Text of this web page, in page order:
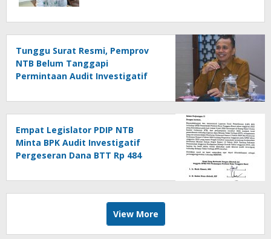
Tunggu Surat Resmi, Pemprov
NTB Belum Tanggapi
Permintaan Audit Investigatif
Empat Legislator PDIP NTB
Minta BPK Audit Investigatif
Pergeseran Dana BTT Rp 484
View More